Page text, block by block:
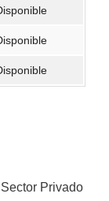
Privado